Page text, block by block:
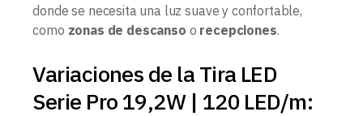
donde se necesita una luz suave y confortable,
como zonas de descanso o recepciones.
Variaciones de la Tira LED
Serie Pro 19,2W | 120 LED/m: